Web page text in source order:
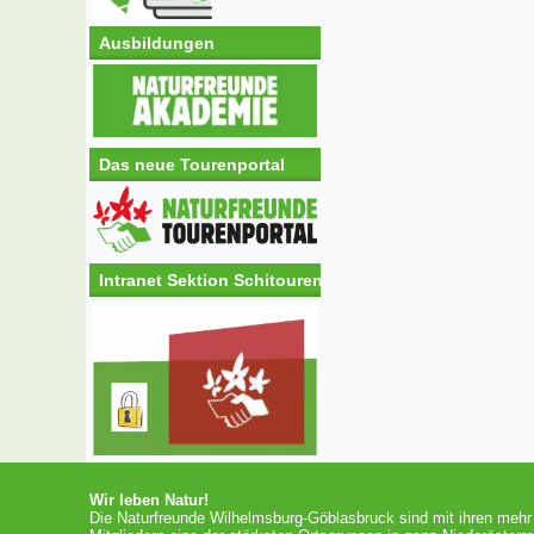
Ausbildungen
Das neue Tourenportal
Intranet Sektion Schitouren
Wir leben Natur!
Die Naturfreunde Wilhelmsburg-Göblasbruck sind mit ihren